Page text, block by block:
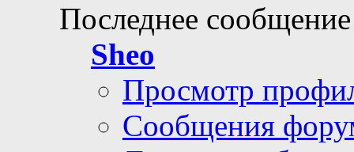
Последнее
Sheo
Просмотр
Сообщения